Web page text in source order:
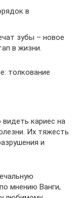
в
зубы – новое
в жизни.
толкование
кариес на
Их тяжесть
и
мнению Ванги,